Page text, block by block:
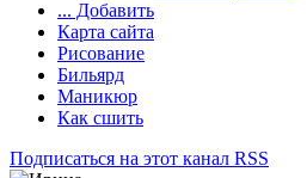
... Добавить
Карта сайта
Рисование
Бильярд
Маникюр
Как сшить
Подписаться на этот канал RSS